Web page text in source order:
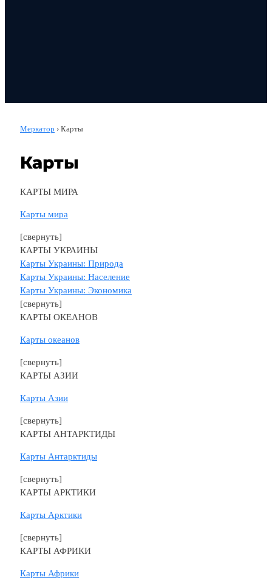
Меркатор › Карты
Карты
КАРТЫ МИРА
Карты мира
[свернуть]
КАРТЫ УКРАИНЫ
Карты Украины: Природа
Карты Украины: Население
Карты Украины: Экономика
[свернуть]
КАРТЫ ОКЕАНОВ
Карты океанов
[свернуть]
КАРТЫ АЗИИ
Карты Азии
[свернуть]
КАРТЫ АНТАРКТИДЫ
Карты Антарктиды
[свернуть]
КАРТЫ АРКТИКИ
Карты Арктики
[свернуть]
КАРТЫ АФРИКИ
Карты Африки